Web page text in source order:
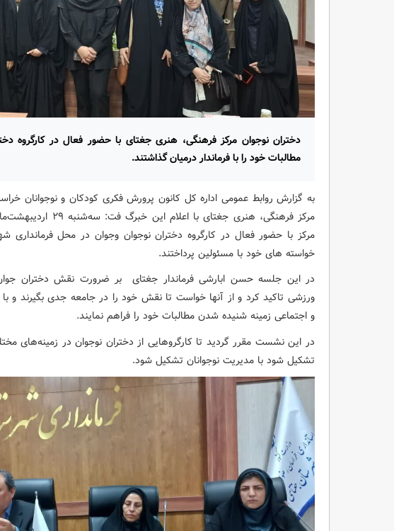
دختران نوجوان مرکز فرهنگی، هنری جغتای با حضور فعال در کارگروه
مطالبات خود را با فرماندار درمیان گذاشتند.
به گزارش روابط عمومی اداره کل کانون پرورش فکری کودکان و نوجوانان
مرکز با حضور فعال در کارگروه دختران نوجوان وجوان در محل فرمانداری
خواسته های خود با مسئولین پرداختند.
در این جلسه حسن ابارشی فرماندار جغتای بر ضرورت نقش دختران
ورزشی تاکید کرد و از آنها خواست تا نقش خود را در جامعه جدی بگیرند و
و اجتماعی زمینه شنیده شدن مطالبات خود را فراهم نمایند.
در این نشست مقرر گردید تا کارگروهایی از دختران نوجوان در زمینه‌های
تشکیل شود با مدیریت نوجوانان تشکیل شود.